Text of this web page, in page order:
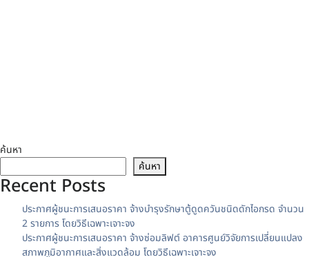
ค้นหา
ค้นหา
Recent Posts
ประกาศผู้ชนะการเสนอราคา จ้างบำรุงรักษาตู้ดูดควันชนิดดักไอกรด จำนวน
2 รายการ โดยวิธีเฉพาะเจาะจง
ประกาศผู้ชนะการเสนอราคา จ้างซ่อมลิฟต์ อาคารศูนย์วิจัยการเปลี่ยนแปลง
สภาพภูมิอากาศและสิ่งแวดล้อม โดยวิธีเฉพาะเจาะจง